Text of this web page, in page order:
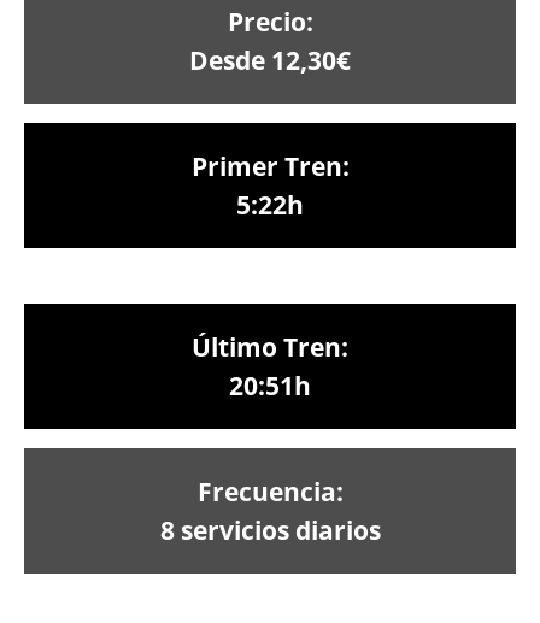
Precio:
Desde 12,30€
Primer Tren:
5:22h
Último Tren:
20:51h
Frecuencia:
8 servicios diarios